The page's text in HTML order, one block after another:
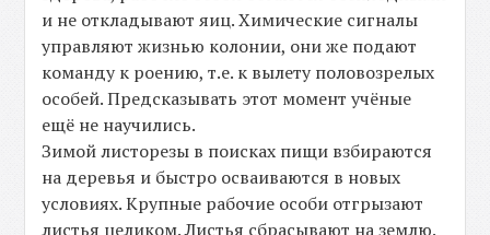
и не откладывают яиц. Химические сигналы
управляют жизнью колонии, они же подают
команду к роению, т.е. к вылету половозрелых
особей. Предсказывать этот момент учёные
ещё не научились.
Зимой листорезы в поисках пищи взбираются
на деревья и быстро осваиваются в новых
условиях. Крупные рабочие особи отгрызают
листья целиком. Листья сбрасывают на землю.